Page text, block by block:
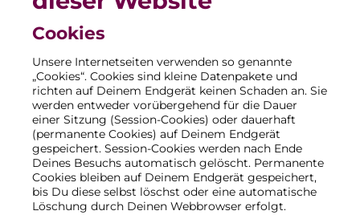
Cookies
Unsere Internetseiten verwenden so genannte
„Cookies“. Cookies sind kleine Datenpakete und
richten auf Deinem Endgerät keinen Schaden an. Sie
werden entweder vorübergehend für die Dauer
einer Sitzung (Session-Cookies) oder dauerhaft
(permanente Cookies) auf Deinem Endgerät
gespeichert. Session-Cookies werden nach Ende
Deines Besuchs automatisch gelöscht. Permanente
Cookies bleiben auf Deinem Endgerät gespeichert,
bis Du diese selbst löschst oder eine automatische
Löschung durch Deinen Webbrowser erfolgt.